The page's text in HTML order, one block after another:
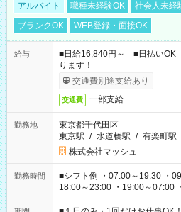
アルバイト 職種未経験OK 社会人未経
ブランクOK
WEB登録・面接OK
給与
■日給16,840円～ ■日払いOK
ります！
交通費別途支給あり
交通費 一部支給
勤務地
東京都千代田区
東京駅 / 水道橋駅 / 有楽町駅
株式会社マッシュ
勤務時間
■シフト例 ・07:00～19:30 ・
18:00～23:00 ・19:00～07:00
etc ★最短で3時間で5,120円のお仕事から 15時間で2万円近く稼
げるお仕事も！ ご希望のお時間に合わせてご紹介！ ※シフトは